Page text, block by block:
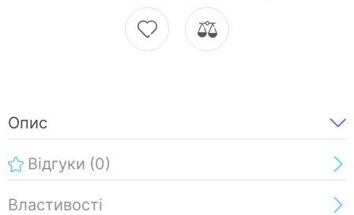
Опис
Відгуки (0)
Властивості